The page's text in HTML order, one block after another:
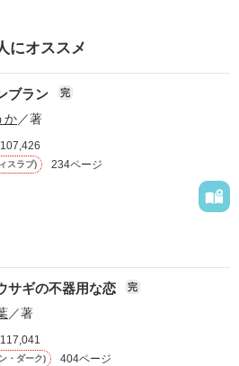
にオススメ
ブラン 完
か／著
スラブ) 234ページ
サギの不器用な恋 完
／著
・ダーク) 404ページ